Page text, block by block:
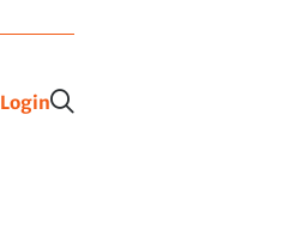
Login